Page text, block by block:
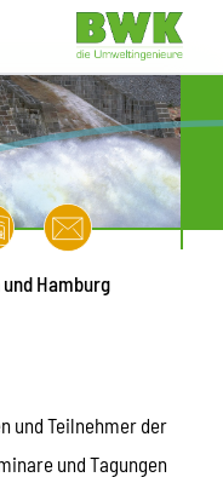
Hamburg
und Teilnehmer der
und Tagungen